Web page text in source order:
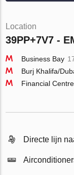
Location
39PP+7V7 -
Business Bay
Burj Khalifa/
Financial Centre
Directe lijn